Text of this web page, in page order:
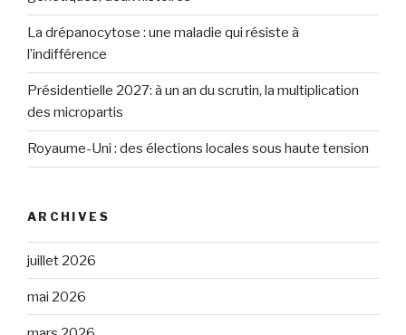
La drépanocytose : une maladie qui résiste à
l’indifférence
Présidentielle 2027: à un an du scrutin, la multiplication
des micropartis
Royaume-Uni : des élections locales sous haute tension
ARCHIVES
juillet 2026
mai 2026